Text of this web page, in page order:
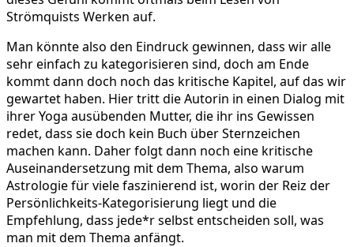
Strömquists Werken auf.
Man könnte also den Eindruck gewinnen, dass wir alle
sehr einfach zu kategorisieren sind, doch am Ende
kommt dann doch noch das kritische Kapitel, auf das wir
gewartet haben. Hier tritt die Autorin in einen Dialog mit
ihrer Yoga ausübenden Mutter, die ihr ins Gewissen
redet, dass sie doch kein Buch über Sternzeichen
machen kann. Daher folgt dann noch eine kritische
Auseinandersetzung mit dem Thema, also warum
Astrologie für viele faszinierend ist, worin der Reiz der
Persönlichkeits-Kategorisierung liegt und die
Empfehlung, dass jede*r selbst entscheiden soll, was
man mit dem Thema anfängt.